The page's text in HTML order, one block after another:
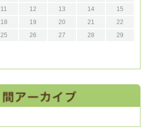
11 12 13 14
15
18 19 20 21
22
25 26 27 28
29